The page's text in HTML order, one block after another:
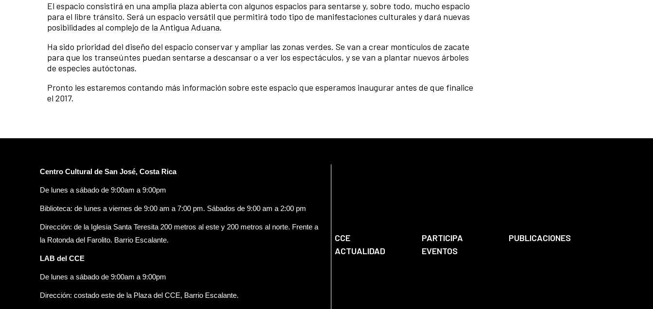
El espacio consistirá en una amplia plaza abierta con algunos espacios para sentarse y, sobre todo, mucho espacio
para el libre tránsito. Será un espacio versátil que permitirá todo tipo de manifestaciones culturales y dará nuevas
posibilidades al complejo de la Antigua Aduana.
Ha sido prioridad del diseño del espacio conservar y ampliar las zonas verdes. Se van a crear montículos de zacate
para que los transeúntes puedan sentarse a descansar o a ver los espectáculos, y se van a plantar nuevos árboles
de especies autóctonas.
Pronto les estaremos contando más información sobre este espacio que esperamos inaugurar antes de que finalice
el 2017.
Centro Cultural de San José, Costa Rica
De lunes a sábado de 9:00am a 9:00pm
Biblioteca: de lunes a viernes de 9:00 am a 7:00 pm. Sábados de 9:00 am a 2:00 pm
Dirección: de la Iglesia Santa Teresita 200 metros al este y 200 metros al norte. Frente a
la Rotonda del Farolito. Barrio Escalante.
LAB del CCE
De lunes a sábado de 9:00am a 9:00pm
Dirección: costado este de la Plaza del CCE, Barrio Escalante.
CCE PARTICIPA
PUBLICACIONES
ACTUALIDAD
EVENTOS